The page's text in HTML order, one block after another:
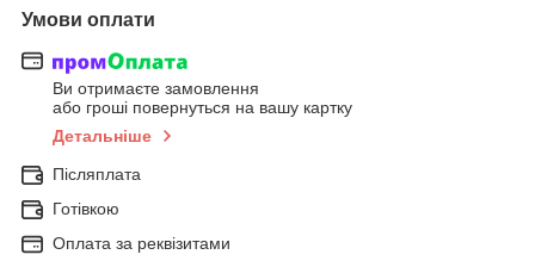
Умови оплати
Ви отримаєте замовлення
або гроші повернуться на вашу картку
Детальніше
Післяплата
Готівкою
Оплата за реквізитами